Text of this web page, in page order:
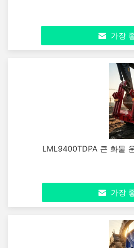
가장
LML9400TDPA 큰 화물
가장